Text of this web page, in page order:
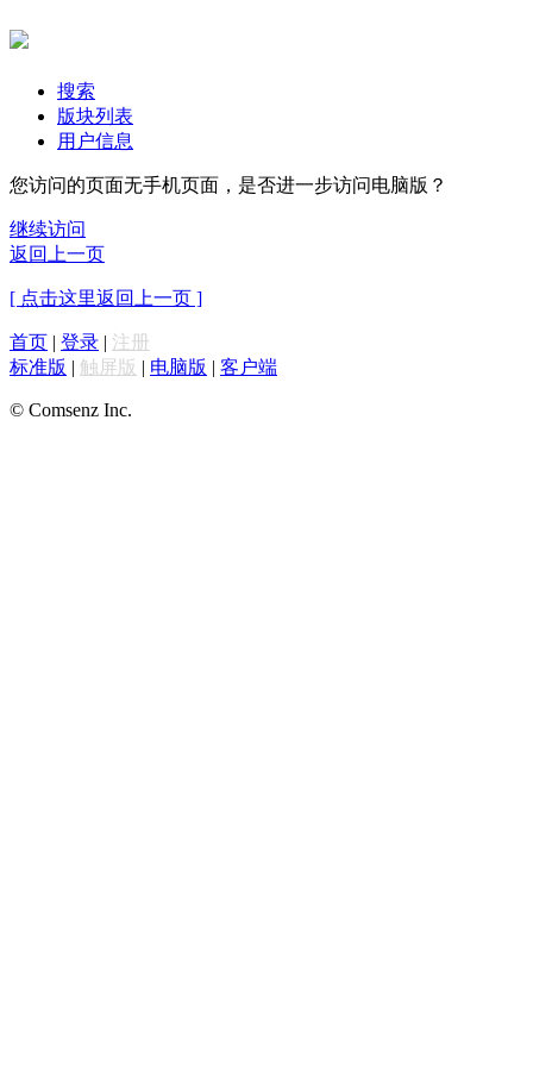
搜索
版块列表
用户信息
您访问的页面无手机页面，是否进一步访问电脑版？
继续访问
返回上一页
[ 点击这里返回上一页 ]
首页 | 登录 | 注册
标准版 | 触屏版 | 电脑版 | 客户端
© Comsenz Inc.